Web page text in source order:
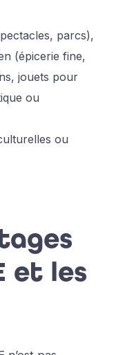
parcs),
(épicerie fine,
jouets pour
ou
ou
et les